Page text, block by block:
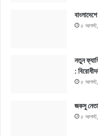
৫
নতুন
:
৫
জকসু
৫